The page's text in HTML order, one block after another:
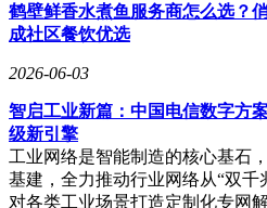
鹤壁鲜香水煮鱼服务商怎么选？
成社区餐饮优选
2026-06-03
智启工业新篇：中国电信数字方
级新引擎
工业网络是智能制造的核心基石
基建，全力推动行业网络从“双千
对各类工业场景打造定制化专网